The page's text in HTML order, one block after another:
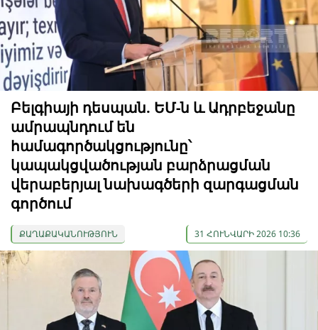
Բելգիայի դեսպան. ԵՄ-ն և Ադրբեջանը
ամրապնդում են
համագործակցությունը՝
կապակցվածության բարձրացման
վերաբերյալ նախագծերի զարգացման
գործում
ՔԱՂԱՔԱԿԱՆՈՒԹՅՈՒՆ 31 ՀՈՒՆՎԱՐԻ 2026 10:36